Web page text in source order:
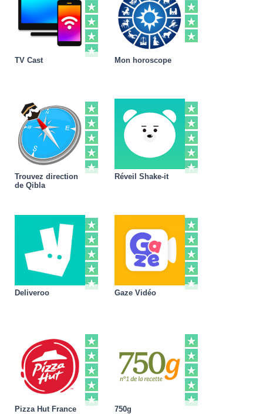
TV Cast Mon horoscope
Trouvez direction
de Qibla
Réveil Shake-it
Deliveroo Gaze Vidéo
Pizza Hut France 750g